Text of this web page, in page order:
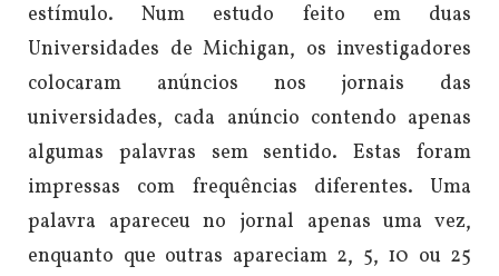
estímulo. Num estudo feito em duas
Universidades de Michigan, os investigadores
colocaram anúncios nos jornais das
universidades, cada anúncio contendo apenas
algumas palavras sem sentido. Estas foram
impressas com frequências diferentes. Uma
palavra apareceu no jornal apenas uma vez,
enquanto que outras apareciam 2, 5, 10 ou 25